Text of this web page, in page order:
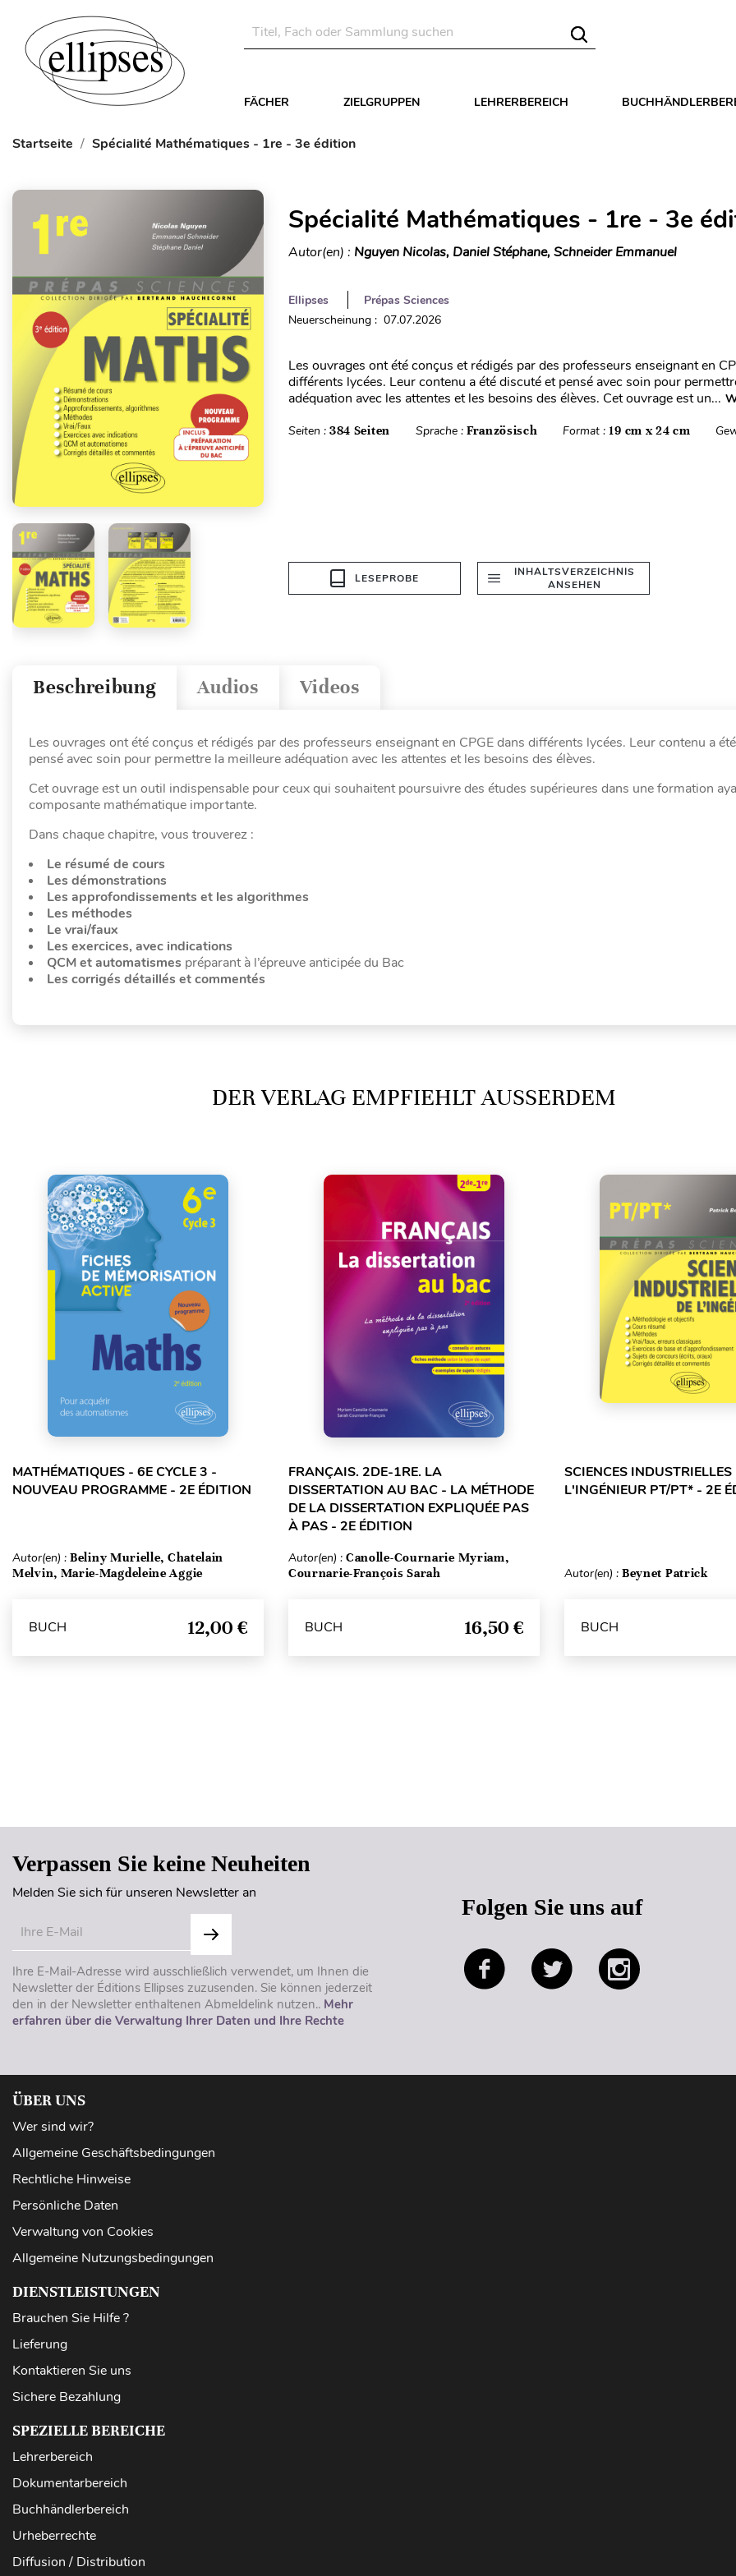
FÄCHER ZIELGRUPPEN LEHRERBEREICH
Startseite Spécialité Mathématiques - 1re - 3e édition
Spécialité Mathématiques - 1re - 3e
Autor(en) : Nguyen Nicolas, Daniel Stéphane, Schneider Emmanuel
Ellipses
Prépas Sciences
Neuerscheinung : 07.07.2026
Les ouvrages ont été conçus et rédigés par des professeurs enseignant en
différents lycées. Leur contenu a été discuté et pensé avec soin pour
adéquation avec les attentes et les besoins des élèves. Cet ouvrage est un...
Seiten : 384 Seiten Sprache : Französisch Format :19 cm x 24 cm
LESEPROBE
INHALTSVERZEICHNIS
ANSEHEN
Videos
Audios
Beschreibung
Les ouvrages ont été conçus et rédigés par des professeurs enseignant en CPGE dans différents lycées. Leur contenu a
pensé avec soin pour permettre la meilleure adéquation avec les attentes et les besoins des élèves.
Cet ouvrage est un outil indispensable pour ceux qui souhaitent poursuivre des études supérieures dans une formation
composante mathématique importante.
Dans chaque chapitre, vous trouverez :
Le résumé de cours
Les démonstrations
Les approfondissements et les algorithmes
Les méthodes
Le vrai/faux
Les exercices, avec indications
QCM et automatismes préparant à l’épreuve anticipée du Bac
Les corrigés détaillés et commentés
DER VERLAG EMPFIEHLT AUSSERDEM
MATHÉMATIQUES - 6E CYCLE 3 -
NOUVEAU PROGRAMME - 2E ÉDITION
Autor(en) : Beliny Murielle, Chatelain
Melvin, Marie-Magdeleine Aggie
BUCH 12,00 €
FRANÇAIS. 2DE-1RE. LA
DISSERTATION AU BAC - LA MÉTHODE
DE LA DISSERTATION EXPLIQUÉE PAS
À PAS - 2E ÉDITION
Autor(en) : Canolle-Cournarie Myriam,
Cournarie-François Sarah
BUCH 16,50 €
SCIENCES INDUSTRIELLES
L'INGÉNIEUR PT/PT* - 2E
Autor(en) : Beynet Patrick
BUCH
Verpassen Sie keine Neuheiten
Melden Sie sich für unseren Newsletter an
Ihre E-Mail-Adresse wird ausschließlich verwendet, um Ihnen die
Newsletter der Éditions Ellipses zuzusenden. Sie können jederzeit
den in der Newsletter enthaltenen Abmeldelink nutzen.. Mehr
erfahren über die Verwaltung Ihrer Daten und Ihre Rechte
Folgen Sie uns auf
ÜBER UNS
Wer sind wir?
Allgemeine Geschäftsbedingungen
Rechtliche Hinweise
Persönliche Daten
Verwaltung von Cookies
Allgemeine Nutzungsbedingungen
DIENSTLEISTUNGEN
Brauchen Sie Hilfe ?
Lieferung
Kontaktieren Sie uns
Sichere Bezahlung
SPEZIELLE BEREICHE
Lehrerbereich
Dokumentarbereich
Buchhändlerbereich
Urheberrechte
Diffusion / Distribution